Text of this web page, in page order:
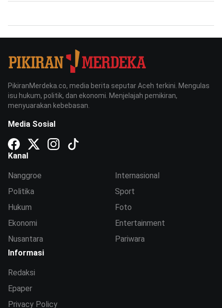
PikiranMerdeka.co, media berita seputar Aceh terkini. Mengulas
isu hukum, politik, dan ekonomi. Menjelajah pemikiran,
menyuarakan kebebasan.
Media Sosial
Kanal
Nanggroe
Politika
Hukum
Ekonomi
Nusantara
Internasional
Sport
Foto
Entertainment
Pariwara
Informasi
Redaksi
Epaper
Privacy Policy